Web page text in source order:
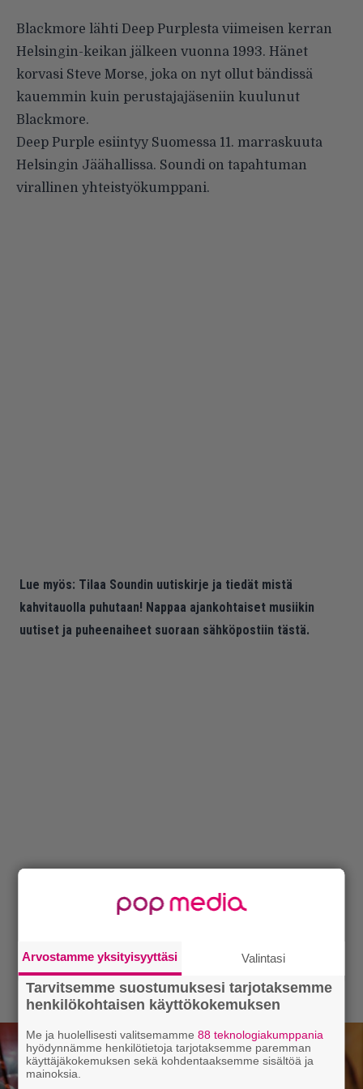
Blackmore lähti Deep Purplesta viimeisen kerran
Helsingin-keikan jälkeen vuonna 1993. Hänet
korvasi Steve Morse, joka on nyt ollut bändissä
kauemmin kuin perustajajäseniin kuulunut
Blackmore.
Deep Purple esiintyy Suomessa 11. marraskuuta
Helsingin Jäähallissa. Soundi on tapahtuman
virallinen yhteistyökumppani.
Lue myös: Tilaa Soundin uutiskirje ja tiedät mistä
kahvitauolla puhutaan! Nappaa ajankohtaiset musiikin
uutiset ja puheenaiheet suoraan sähköpostiin tästä.
Arvostamme yksityisyyttäsi Valintasi
Tarvitsemme suostumuksesi tarjotaksemme
henkilökohtaisen käyttökokemuksen
Me ja huolellisesti valitsemamme88 teknologiakumppania
hyödynnämme henkilötietoja tarjotaksemme paremman
käyttäjäkokemuksen sekä kohdentaaksemme sisältöä ja
mainoksia.